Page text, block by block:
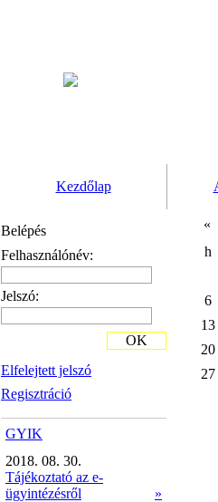
Kezdőlap
Belépés
Felhasználónév:
Jelszó:
Elfelejtett jelszó
Regisztráció
OK
GYIK
2018. 08. 30.
Tájékoztató az e-
ügyintézésről
»
«
h
6
13
20
27